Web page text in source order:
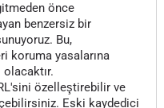
önce
benzersiz bir
Bu,
koruma yasalarına
olacaktır.
özelleştirebilir ve
Eski kaydedici